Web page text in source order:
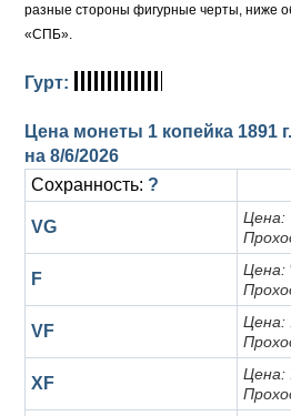
разные стороны фигурные черты, ниже
«СПБ».
Гурт:
Цена монеты 1 копейка 1891
на 8/6/2026
Сохранность: ?
VG Цена:
F Цена:
VF Цена:
XF Цена: